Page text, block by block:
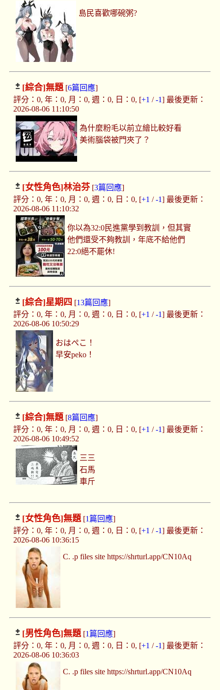
島民喜歡哪碗粥?
[綜合]無題[6篇回應]
評分：0, 年：0, 月：0, 週：0, 日：0, [+1 /-1] 最後更新：
2026-08-06 11:10:50
為什麼粉毛以前立繪比較好看
美術腦袋被門夾了？
[女性角色]林治芬[3篇回應]
評分：0, 年：0, 月：0, 週：0, 日：0, [+1 /-1] 最後更新：
2026-08-06 11:10:32
你以為32:0民進黨學到教訓，但其實
他們還受不夠教訓，年底不給他們
22:0絕不罷休!
[綜合]星期四 [13篇回應]
評分：0, 年：0, 月：0, 週：0, 日：0, [+1 /-1] 最後更新：
2026-08-06 10:50:29
おはぺこ！
早安peko！
[綜合]無題[8篇回應]
評分：0, 年：0, 月：0, 週：0, 日：0, [+1 /-1] 最後更新：
2026-08-06 10:49:52
三三
石馬
車斤
[女性角色]無題[1篇回應]
評分：0, 年：0, 月：0, 週：0, 日：0, [+1 /-1] 最後更新：
2026-08-06 10:36:15
C. .p files site https://shrturl.app/CN10Aq
[男性角色]無題[1篇回應]
評分：0, 年：0, 月：0, 週：0, 日：0, [+1 /-1] 最後更新：
2026-08-06 10:36:03
C. .p files site https://shrturl.app/CN10Aq